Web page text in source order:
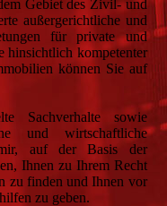
Gebiet des Zivil- und
außergerichtliche und
für private und
hinsichtlich kompetenter
können Sie auf
Sachverhalte sowie
und wirtschaftliche
mir, auf der Basis der
Ihnen zu Ihrem Recht
zu finden und Ihnen vor
zu geben.